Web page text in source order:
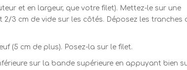
et en largeur, que votre filet). Mettez-le sur une
3 cm de vide sur les côtés. Déposez les tranches
(5 cm de plus). Posez-la sur le filet.
sur la bande supérieure en appuyant bien